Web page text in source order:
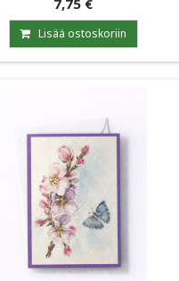
7,75 €
Lisää ostoskoriin